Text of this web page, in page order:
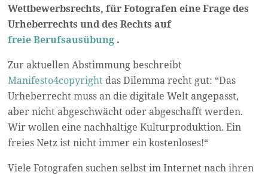
Wettbewerbsrechts, für Fotografen eine Frage des
Urheberrechts und des Rechts auf
freie Berufsausübung .
Zur aktuellen Abstimmung beschreibt
Manifesto4copyright das Dilemma recht gut: “Das
Urheberrecht muss an die digitale Welt angepasst,
aber nicht abgeschwächt oder abgeschafft werden.
Wir wollen eine nachhaltige Kulturproduktion. Ein
freies Netz ist nicht immer ein kostenloses!“
Viele Fotografen suchen selbst im Internet nach ihren